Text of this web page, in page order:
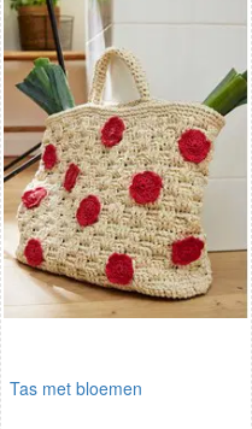
Tas met bloemen